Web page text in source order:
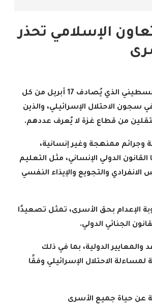
الإسلامي تحذر
أعربت الأمانة العامة لـ منظمة التعاون الإسلامي، بمناسبة يوم الأسير الفلسطيني الذي يُصادف 17 أبريل من كل
سجون الاحتلال الإسرائيلي، والذين
.
وجرائم ممنهجة وغير إنسانية،
الدولي الإنساني، مثل التعليم
والتجويع والإيذاء النفسي
الإعدام بحق الأسرى، تمثل تصعيدًا
الجنائي الدولي.
والمعايير الدولية، بما في ذلك
الاحتلال الإسرائيلي وفقًا
عن حياة جميع الأسرى
وتليفزيونات التعاون الإسلامي
يؤدون ...
2022-02-16